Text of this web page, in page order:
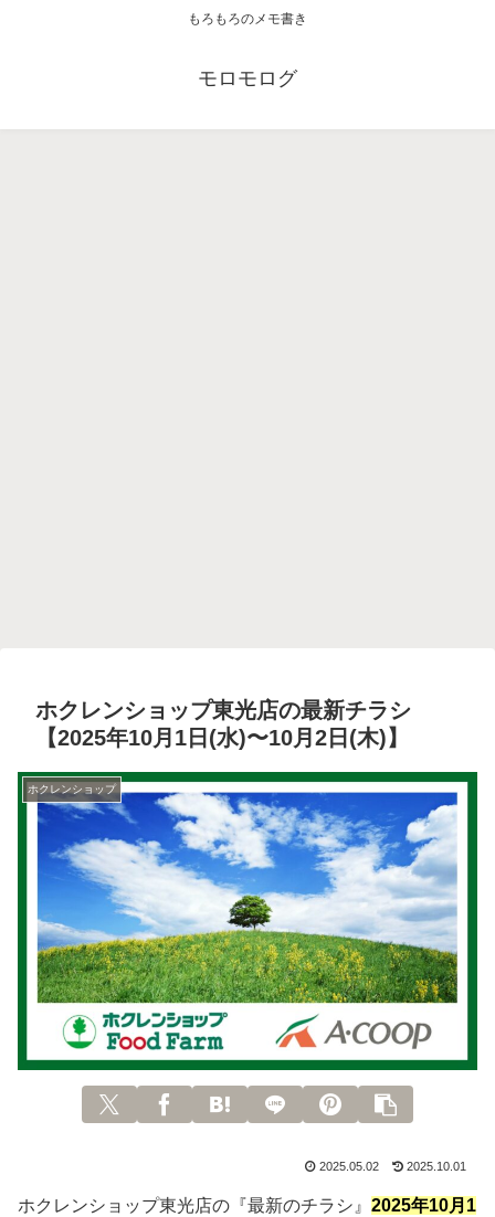
もろもろのメモ書き
モロモログ
ホクレンショップ東光店の最新チラシ
【2025年10月1日(水)〜10月2日(木)】
ホクレンショップ
2025.05.02 2025.10.01
ホクレンショップ東光店の『最新のチラシ』 2025年10月1